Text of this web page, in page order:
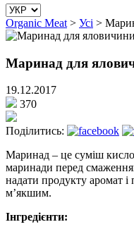
Organic Meat > Усі >
Маринад для
19.12.2017
370
Поділитись:
Маринад – це суміш
маринади перед
надати продукту аромат
м’якшим.
Інгредієнти: